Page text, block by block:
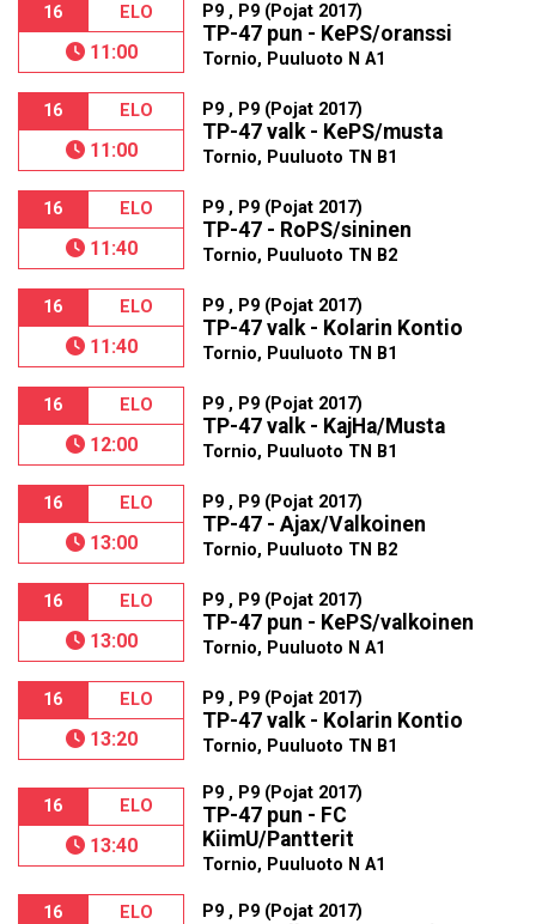
16 ELO
11:00
P9 , P9 (Pojat 2017)
TP-47 pun - KePS/oranssi
Tornio, Puuluoto N A1
16 ELO
11:00
P9 , P9 (Pojat 2017)
TP-47 valk - KePS/musta
Tornio, Puuluoto TN B1
16 ELO
11:40
P9 , P9 (Pojat 2017)
TP-47 - RoPS/sininen
Tornio, Puuluoto TN B2
16 ELO
11:40
P9 , P9 (Pojat 2017)
TP-47 valk - Kolarin Kontio
Tornio, Puuluoto TN B1
16 ELO
12:00
P9 , P9 (Pojat 2017)
TP-47 valk - KajHa/Musta
Tornio, Puuluoto TN B1
16 ELO
13:00
P9 , P9 (Pojat 2017)
TP-47 - Ajax/Valkoinen
Tornio, Puuluoto TN B2
16 ELO
13:00
P9 , P9 (Pojat 2017)
TP-47 pun - KePS/valkoinen
Tornio, Puuluoto N A1
16 ELO
13:20
P9 , P9 (Pojat 2017)
TP-47 valk - Kolarin Kontio
Tornio, Puuluoto TN B1
16 ELO
13:40
P9 , P9 (Pojat 2017)
TP-47 pun - FC
KiimU/Pantterit
Tornio, Puuluoto N A1
16 ELO P9 , P9 (Pojat 2017)